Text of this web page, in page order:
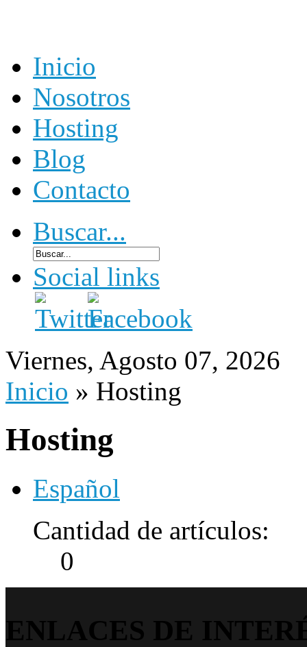
Inicio
Nosotros
Hosting
Blog
Contacto
Buscar...
Social links
Viernes, Agosto 07, 2026
Inicio » Hosting
Hosting
Español
Cantidad de artículos:
0
ENLACES DE